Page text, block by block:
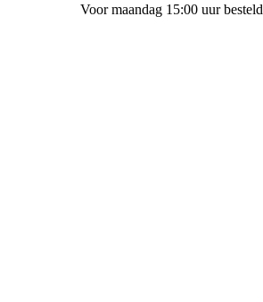
Voor maandag 15:00 uur besteld